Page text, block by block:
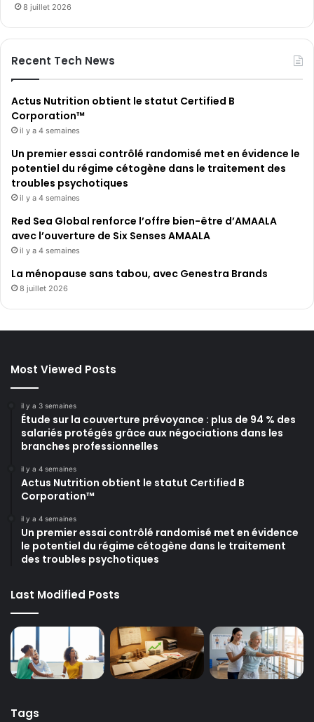
8 juillet 2026
Recent Tech News
Actus Nutrition obtient le statut Certified B
Corporation™
il y a 4 semaines
Un premier essai contrôlé randomisé met en évidence le
potentiel du régime cétogène dans le traitement des
troubles psychotiques
il y a 4 semaines
Red Sea Global renforce l’offre bien-être d’AMAALA
avec l’ouverture de Six Senses AMAALA
il y a 4 semaines
La ménopause sans tabou, avec Genestra Brands
8 juillet 2026
Most Viewed Posts
il y a 3 semaines
Étude sur la couverture prévoyance : plus de 94 % des
salariés protégés grâce aux négociations dans les
branches professionnelles
il y a 4 semaines
Actus Nutrition obtient le statut Certified B
Corporation™
il y a 4 semaines
Un premier essai contrôlé randomisé met en évidence
le potentiel du régime cétogène dans le traitement
des troubles psychotiques
Last Modified Posts
Tags